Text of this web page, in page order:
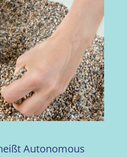
Autonomous